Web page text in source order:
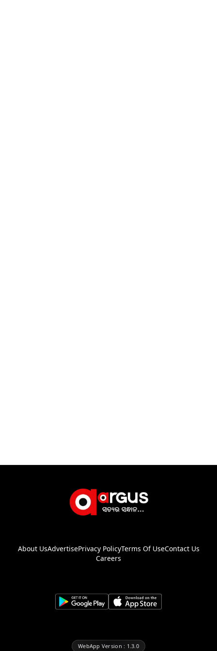
About UsAdvertisePrivacy PolicyTerms Of UseContact Us
Careers
WebApp Version : 1.3.0